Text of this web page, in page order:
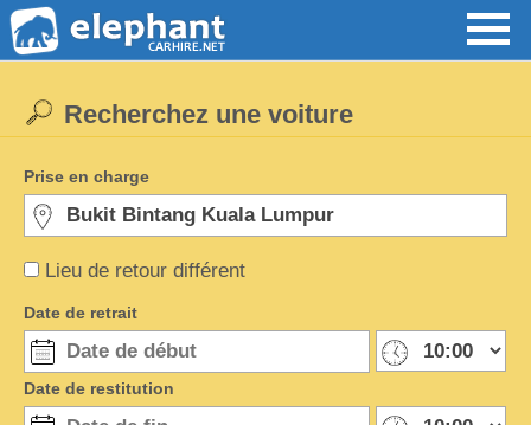
Lieu de retour différent
Recherchez une voiture
Prise en charge
Date de retrait
Date de restitution